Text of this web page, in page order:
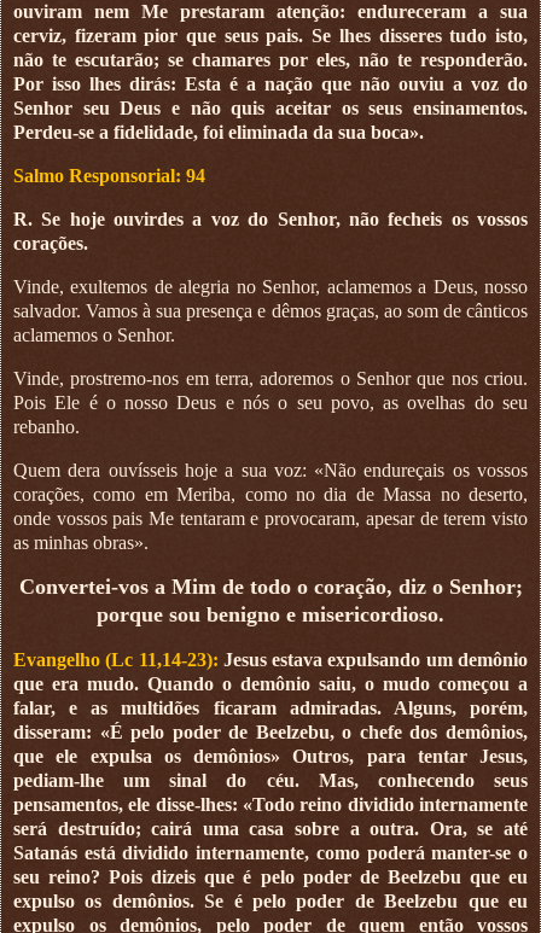
ouviram nem Me prestaram atenção: endureceram a sua
cerviz, fizeram pior que seus pais. Se lhes disseres tudo isto,
não te escutarão; se chamares por eles, não te responderão.
Por isso lhes dirás: Esta é a nação que não ouviu a voz do
Senhor seu Deus e não quis aceitar os seus ensinamentos.
Perdeu-se a fidelidade, foi eliminada da sua boca».
Salmo Responsorial: 94
R. Se hoje ouvirdes a voz do Senhor, não fecheis os vossos
corações.
Vinde, exultemos de alegria no Senhor, aclamemos a Deus, nosso
salvador. Vamos à sua presença e dêmos graças, ao som de cânticos
aclamemos o Senhor.
Vinde, prostremo-nos em terra, adoremos o Senhor que nos criou.
Pois Ele é o nosso Deus e nós o seu povo, as ovelhas do seu
rebanho.
Quem dera ouvísseis hoje a sua voz: «Não endureçais os vossos
corações, como em Meriba, como no dia de Massa no deserto,
onde vossos pais Me tentaram e provocaram, apesar de terem visto
as minhas obras».
Convertei-vos a Mim de todo o coração, diz o Senhor;
porque sou benigno e misericordioso.
Evangelho (Lc 11,14-23): Jesus estava expulsando um demônio
que era mudo. Quando o demônio saiu, o mudo começou a
falar, e as multidões ficaram admiradas. Alguns, porém,
disseram: «É pelo poder de Beelzebu, o chefe dos demônios,
que ele expulsa os demônios» Outros, para tentar Jesus,
pediam-lhe um sinal do céu. Mas, conhecendo seus
pensamentos, ele disse-lhes: «Todo reino dividido internamente
será destruído; cairá uma casa sobre a outra. Ora, se até
Satanás está dividido internamente, como poderá manter-se o
seu reino? Pois dizeis que é pelo poder de Beelzebu que eu
expulso os demônios. Se é pelo poder de Beelzebu que eu
expulso os demônios, pelo poder de quem então vossos